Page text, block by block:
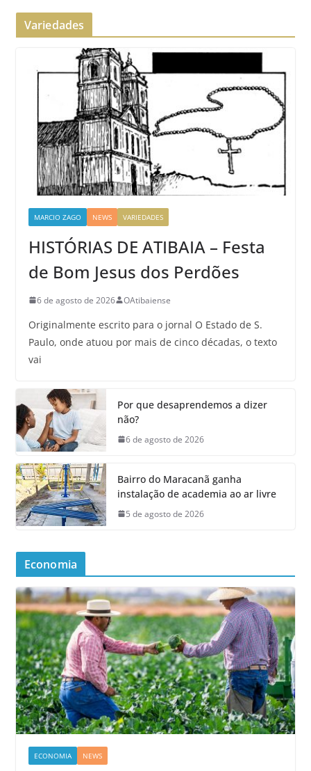
Variedades
MARCIO ZAGO NEWS VARIEDADES
HISTÓRIAS DE ATIBAIA – Festa
de Bom Jesus dos Perdões
6 de agosto de 2026 OAtibaiense
Originalmente escrito para o jornal O Estado de S.
Paulo, onde atuou por mais de cinco décadas, o texto
vai
Por que desaprendemos a dizer
não?
6 de agosto de 2026
Bairro do Maracanã ganha
instalação de academia ao ar livre
5 de agosto de 2026
Economia
ECONOMIA NEWS